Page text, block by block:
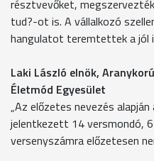
résztvevőket,
tud?-ot is. A vállalkozó
hangulatot teremtettek a jól
Laki László elnök,
Életmód Egyesület
„Az előzetes nevezés
jelentkezett 14 versmondó,
versenyszámra előzetesen